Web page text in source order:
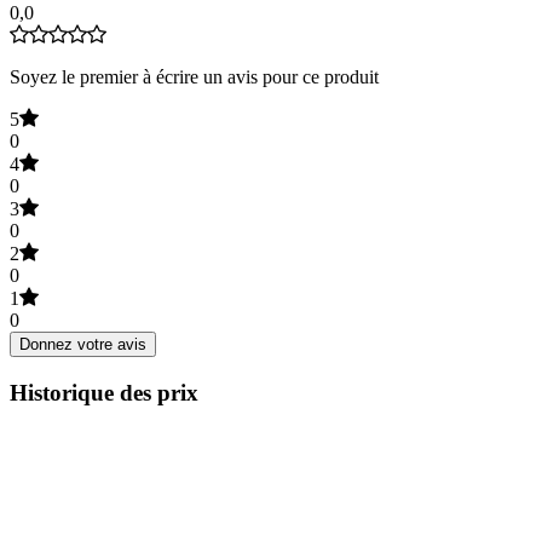
0,0
Soyez le premier à écrire un avis pour ce produit
5
0
4
0
3
0
2
0
1
0
Donnez votre avis
Historique des prix